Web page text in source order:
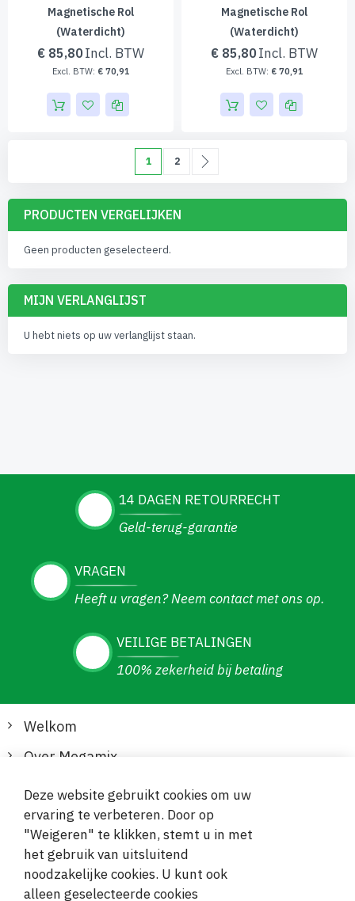
Magnetische Rol
(waterdicht)
€ 85,80
€ 70,91
Magnetische Rol
(waterdicht)
€ 85,80
€ 70,91
U lees momenteel pagina
1 Pagina
2
PRODUCTEN VERGELIJKEN
Geen producten geselecteerd.
MIJN VERLANGLIJST
U hebt niets op uw verlanglijst staan.
14 DAGEN RETOURRECHT
Geld-terug-garantie
VRAGEN
Heeft u vragen? Neem contact met ons op.
VEILIGE BETALINGEN
100% zekerheid bij betaling
Welkom
Over Megamix
Informatie
Klantenservice
Veilige en gemakkelijke betalingen
Deze website gebruikt cookies om uw
ervaring te verbeteren. Door op
"Weigeren" te klikken, stemt u in met
het gebruik van uitsluitend
noodzakelijke cookies. U kunt ook
alleen geselecteerde cookies